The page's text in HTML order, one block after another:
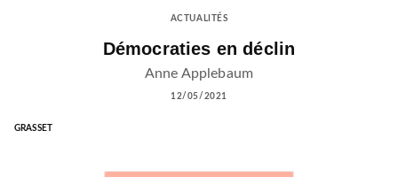
ACTUALITÉS
Démocraties en déclin
Anne Applebaum
12/05/2021
GRASSET